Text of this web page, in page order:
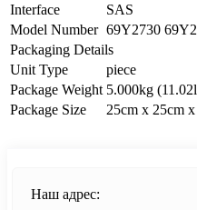
Interface
SAS
Model Number 69Y2730
Packaging Details
Unit Type
piece
Package Weight 5.000kg
Package Size
25cm x 25cm
Наш адрес: